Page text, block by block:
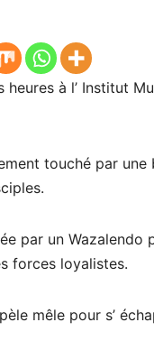
heures à l’ Institut
touché par
par un
forces loyalistes.
mêle pour s’